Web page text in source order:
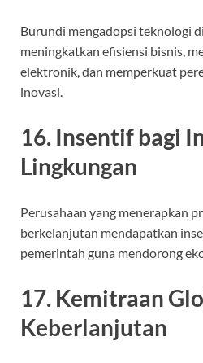
Burundi mengadopsi teknologi
meningkatkan efisiensi bisnis,
elektronik, dan memperkuat
inovasi.
16. Insentif bagi
Lingkungan
Perusahaan yang menerapkan
berkelanjutan mendapatkan
pemerintah guna mendorong
17. Kemitraan
Keberlanjutan